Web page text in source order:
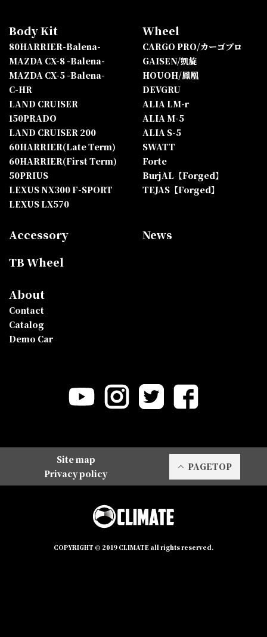
Body Kit
80HARRIER-Balena-
MAZDA CX-8 -Balena-
MAZDA CX-5 -Balena-
C-HR
LAND CRUISER
150PRADO
LAND CRUISER 200
60HARRIER(Late Term)
60HARRIER(First Term)
50PRIUS
LEXUS NX300 F-SPORT
LEXUS LX570
Wheel
CARGO PRO/カーゴプロ
GAISEN/凱旋
HOUOH/鳳凰
DEVGRU
ALIA LM-r
ALIA M-5
ALIA S-5
SWATT
Forte
BurjAL【Forged】
TEJAS【Forged】
Accessory
TB Wheel
About
Contact
Catalog
Demo Car
News
Site map
Privacy policy
PAGETOP
COPYRIGHT © 2019 CLIMATE all rights reserved.